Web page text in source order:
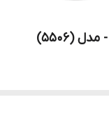
(5506)